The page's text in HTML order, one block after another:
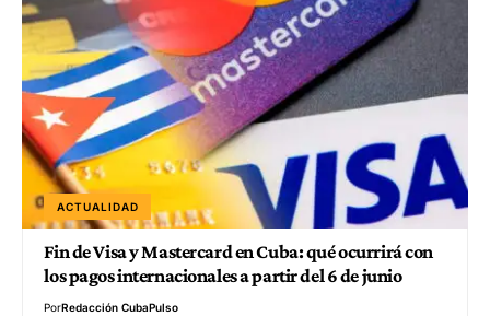
ACTUALIDAD
Fin de Visa y Mastercard en Cuba: qué ocurrirá con
los pagos internacionales a partir del 6 de junio
PorRedacción CubaPulso